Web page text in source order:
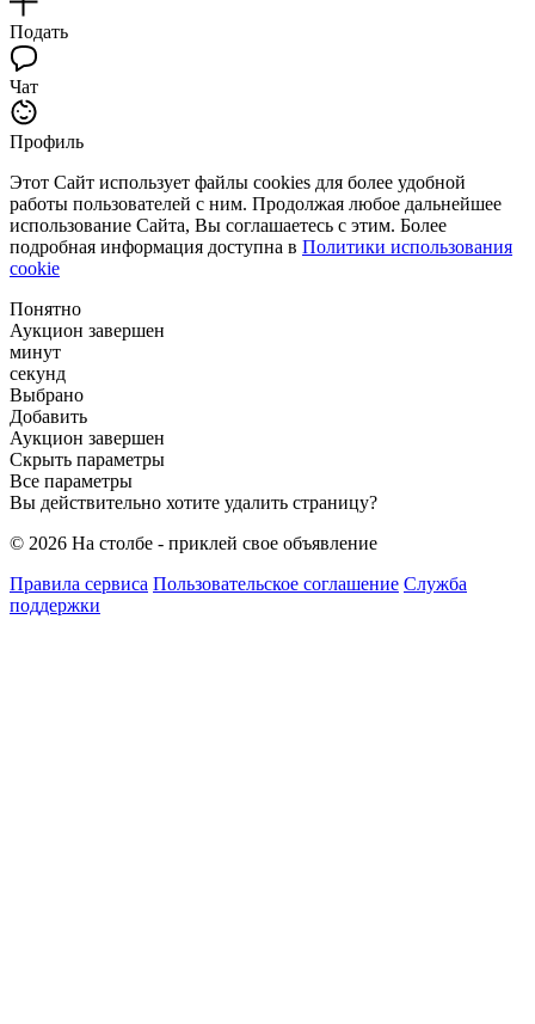
Подать
Чат
Профиль
Этот Сайт использует файлы cookies для более удобной
работы пользователей с ним. Продолжая любое дальнейшее
использование Сайта, Вы соглашаетесь с этим. Более
подробная информация доступна в Политики использования
cookie
Понятно
Аукцион завершен
минут
секунд
Выбрано
Добавить
Аукцион завершен
Скрыть параметры
Все параметры
Вы действительно хотите удалить страницу?
© 2026 На столбе - приклей свое объявление
Правила сервиса Пользовательское соглашение Служба
поддержки